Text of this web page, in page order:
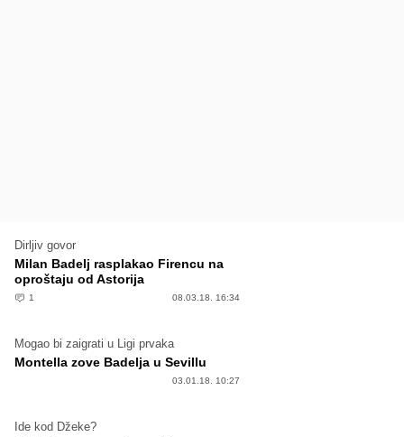
Dirljiv govor
Milan Badelj rasplakao Firencu na
oproštaju od Astorija
1 08.03.18. 16:34
Mogao bi zaigrati u Ligi prvaka
Montella zove Badelja u Sevillu
03.01.18. 10:27
Ide kod Džeke?